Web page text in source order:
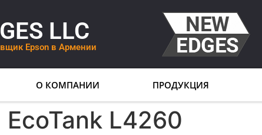
LLC
Epson в Армении
О КОМПАНИИ ПРОДУКЦИЯ
L4260